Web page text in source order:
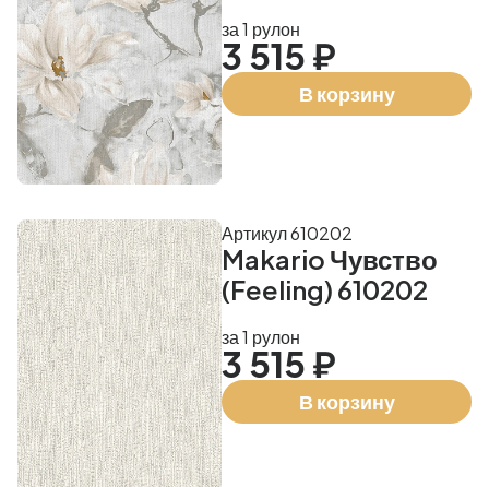
за 1 рулон
3 515 ₽
В корзину
Makario Чувство
(Feeling) 610202
Артикул 610202
за 1 рулон
3 515 ₽
В корзину